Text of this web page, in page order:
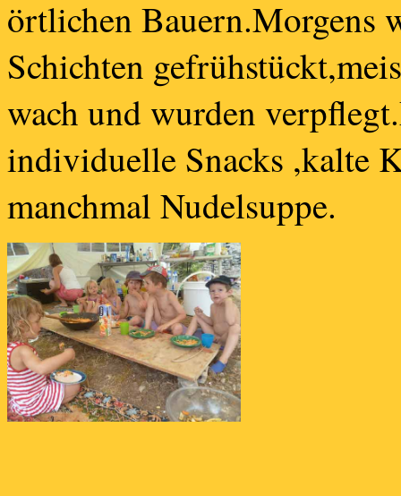
örtlichen Bauern.Morgens
Schichten
wach und wurden verpflegt.
individuelle Snacks ,kalte
manchmal Nudelsuppe.